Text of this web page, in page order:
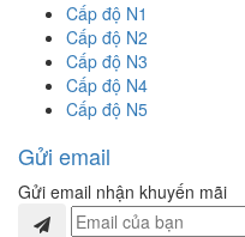
Cấp độ N1
Cấp độ N2
Cấp độ N3
Cấp độ N4
Cấp độ N5
Gửi email
Gửi email nhận khuyến mãi